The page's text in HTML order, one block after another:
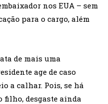
nos EUA – sem
para o cargo, além
de mais uma
age de caso
a calhar. Pois, se há
filho, desgaste ainda